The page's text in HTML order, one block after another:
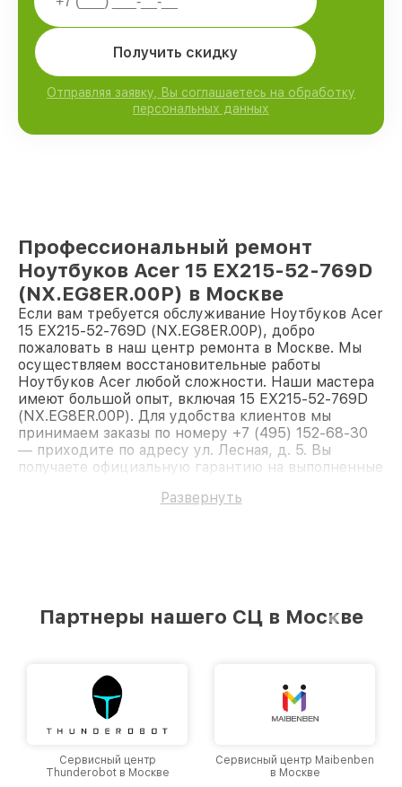
Получить скидку
Отправляя заявку, Вы соглашаетесь на обработку
персональных данных
Профессиональный ремонт
Ноутбуков Acer 15 EX215-52-769D
(NX.EG8ER.00P) в Москве
Если вам требуется обслуживание Ноутбуков Acer
15 EX215-52-769D (NX.EG8ER.00P), добро
пожаловать в наш центр ремонта в Москве. Мы
осуществляем восстановительные работы
Ноутбуков Acer любой сложности. Наши мастера
имеют большой опыт, включая 15 EX215-52-769D
(NX.EG8ER.00P). Для удобства клиентов мы
принимаем заказы по номеру +7 (495) 152-68-30
— приходите по адресу ул. Лесная, д. 5. Вы
получаете официальную гарантию на выполненные
Развернуть
Партнеры нашего СЦ в Москве
Сервисный центр
Thunderobot в Москве
Сервисный центр Maibenben
в Москве